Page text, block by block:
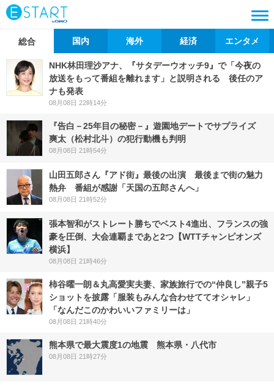
総合 国内 海外 経済 エンタメ
NHK林田理沙アナ、『サタデーウオッチ9』で「今夜の
放送をもって番組を離れます」と説明される 後任のア
ナも発表
08月08日 22時14分
『告白－25年目の秘密－』遊園地デートでサプライズ
爽太（松村北斗）の犯行動機も判明
08月08日 21時54分
山田五郎さん『アド街』最後の出演 最後まで街の魅力
熱弁 番組が感謝「天国の五郎さんへ」
08月08日 21時52分
張本智和がストレート勝ちでベスト4進出、フランスの強
豪を圧倒、大会連覇まであと2つ【WTTチャンピオンズ
横浜】
08月08日 21時46分
柿谷曜一朗＆丸高愛実夫妻、家族旅行での“仲良し”親子5
ショットを披露「服装もみんな合わせててオシャレ」
「なんだこのかわいいファミリーは」
08月08日 21時40分
熊本県で最大震度1の地震 熊本県・八代市
08月08日 21時27分